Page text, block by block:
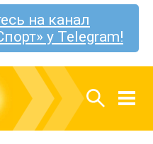
на канал
у Telegram!